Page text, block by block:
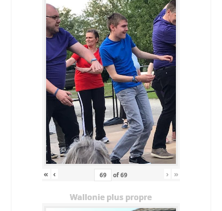
« ‹ of69 › »
Wallonie plus propre